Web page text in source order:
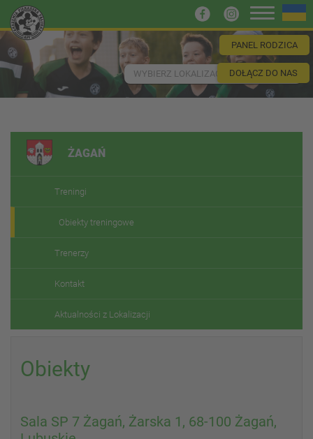
PANEL RODZICA
DOŁĄCZ DO NAS
WYBIERZ LOKALIZACJĘ
ŻAGAŃ
Treningi
Obiekty treningowe
Trenerzy
Kontakt
Aktualności z Lokalizacji
Obiekty
Sala SP 7 Żagań, Żarska 1, 68-100 Żagań,